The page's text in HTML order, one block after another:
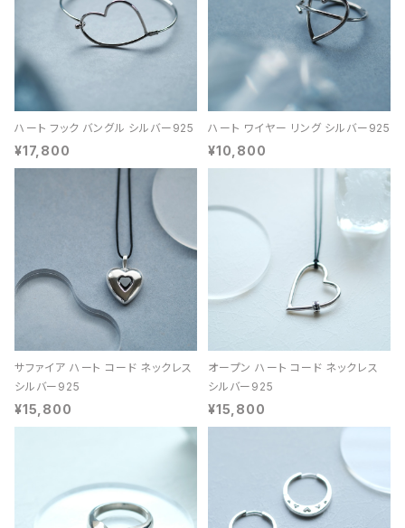
ハート フック バングル シルバー925
¥17,800
ハート ワイヤー リング シルバー925
¥10,800
サファイア ハート コード ネックレス
シルバー925
¥15,800
オープン ハート コード ネックレス
シルバー925
¥15,800